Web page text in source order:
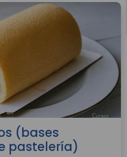
(bases
pastelería)